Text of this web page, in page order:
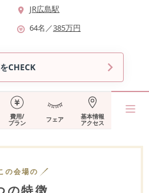
JR広島駅
64名 ／385万円
CHECK
費用/
プラン フェア 基本情報
アクセス
の会場の